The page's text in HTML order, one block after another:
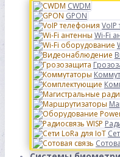
CWDM
GPON
Wi-Fi